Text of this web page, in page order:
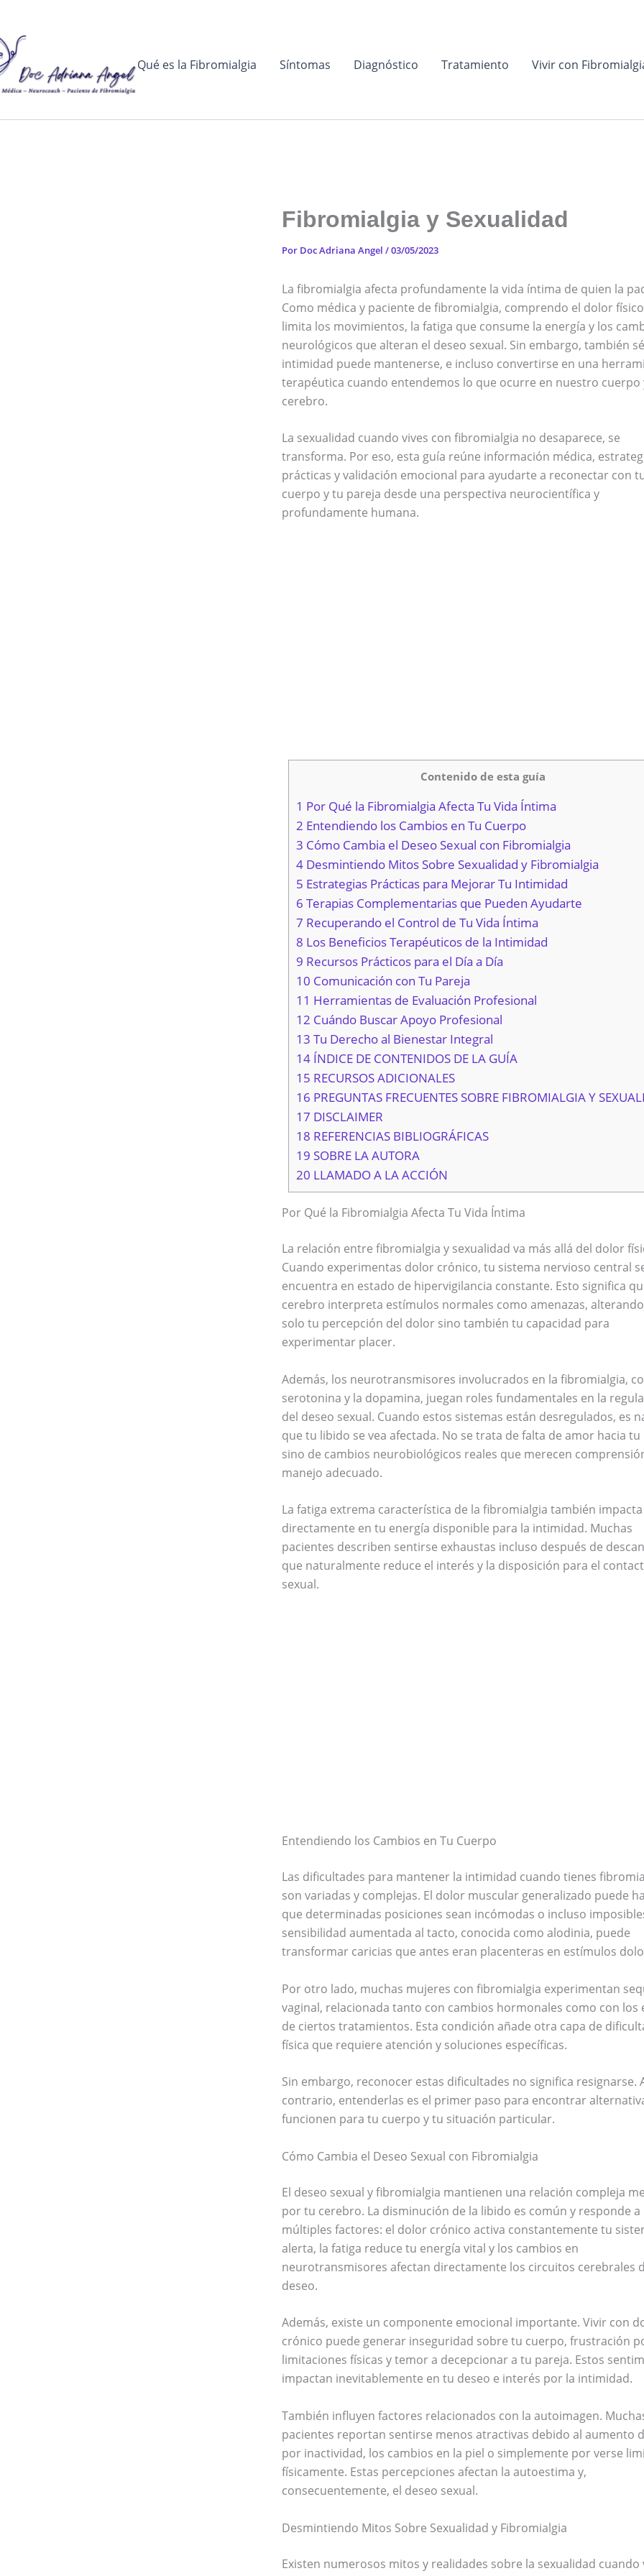
contenido
Qué es la Fibromialgia
Síntomas Diagnóstico Tratamiento Vivir con
Fibromialgia y Sexualidad
Por Doc Adriana Angel /03/05/2023
La fibromialgia afecta profundamente la vida íntima de quien la
Como médica y paciente de fibromialgia, comprendo el dolor
limita los movimientos, la fatiga que consume la energía y los
neurológicos que alteran el deseo sexual. Sin embargo, también
intimidad puede mantenerse, e incluso convertirse en una
terapéutica cuando entendemos lo que ocurre en nuestro cuerpo
cerebro.
La sexualidad cuando vives con fibromialgia no desaparece, se
transforma. Por eso, esta guía reúne información médica,
prácticas y validación emocional para ayudarte a reconectar con
cuerpo y tu pareja desde una perspectiva neurocientífica y
profundamente humana.
Contenido de esta guía
1 Por Qué la Fibromialgia Afecta Tu Vida Íntima
2 Entendiendo los Cambios en Tu Cuerpo
3 Cómo Cambia el Deseo Sexual con Fibromialgia
4 Desmintiendo Mitos Sobre Sexualidad y Fibromialgia
5 Estrategias Prácticas para Mejorar Tu Intimidad
6 Terapias Complementarias que Pueden Ayudarte
7 Recuperando el Control de Tu Vida Íntima
8 Los Beneficios Terapéuticos de la Intimidad
9 Recursos Prácticos para el Día a Día
10 Comunicación con Tu Pareja
11 Herramientas de Evaluación Profesional
12 Cuándo Buscar Apoyo Profesional
13 Tu Derecho al Bienestar Integral
14 ÍNDICE DE CONTENIDOS DE LA GUÍA
15 RECURSOS ADICIONALES
16 PREGUNTAS FRECUENTES SOBRE FIBROMIALGIA Y
17 DISCLAIMER
18 REFERENCIAS BIBLIOGRÁFICAS
19 SOBRE LA AUTORA
20 LLAMADO A LA ACCIÓN
Por Qué la Fibromialgia Afecta Tu Vida Íntima
La relación entre fibromialgia y sexualidad va más allá del dolor
Cuando experimentas dolor crónico, tu sistema nervioso central
encuentra en estado de hipervigilancia constante. Esto significa
cerebro interpreta estímulos normales como amenazas,
solo tu percepción del dolor sino también tu capacidad para
experimentar placer.
Además, los neurotransmisores involucrados en la fibromialgia,
serotonina y la dopamina, juegan roles fundamentales en la
del deseo sexual. Cuando estos sistemas están desregulados, es
que tu libido se vea afectada. No se trata de falta de amor hacia tu
sino de cambios neurobiológicos reales que merecen
manejo adecuado.
La fatiga extrema característica de la fibromialgia también impacta
directamente en tu energía disponible para la intimidad. Muchas
pacientes describen sentirse exhaustas incluso después de
que naturalmente reduce el interés y la disposición para el
sexual.
Entendiendo los Cambios en Tu Cuerpo
Las dificultades para mantener la intimidad cuando tienes
son variadas y complejas. El dolor muscular generalizado puede
que determinadas posiciones sean incómodas o incluso
sensibilidad aumentada al tacto, conocida como alodinia, puede
transformar caricias que antes eran placenteras en estímulos
Por otro lado, muchas mujeres con fibromialgia experimentan
vaginal, relacionada tanto con cambios hormonales como con los
de ciertos tratamientos. Esta condición añade otra capa de
física que requiere atención y soluciones específicas.
Sin embargo, reconocer estas dificultades no significa resignarse.
contrario, entenderlas es el primer paso para encontrar
funcionen para tu cuerpo y tu situación particular.
Cómo Cambia el Deseo Sexual con Fibromialgia
El deseo sexual y fibromialgia mantienen una relación compleja
por tu cerebro. La disminución de la libido es común y responde a
múltiples factores: el dolor crónico activa constantemente tu
alerta, la fatiga reduce tu energía vital y los cambios en
neurotransmisores afectan directamente los circuitos cerebrales
deseo.
Además, existe un componente emocional importante. Vivir con
crónico puede generar inseguridad sobre tu cuerpo, frustración
limitaciones físicas y temor a decepcionar a tu pareja. Estos
impactan inevitablemente en tu deseo e interés por la intimidad.
También influyen factores relacionados con la autoimagen.
pacientes reportan sentirse menos atractivas debido al aumento
por inactividad, los cambios en la piel o simplemente por verse
físicamente. Estas percepciones afectan la autoestima y,
consecuentemente, el deseo sexual.
Desmintiendo Mitos Sobre Sexualidad y Fibromialgia
Existen numerosos mitos y realidades sobre la sexualidad cuando